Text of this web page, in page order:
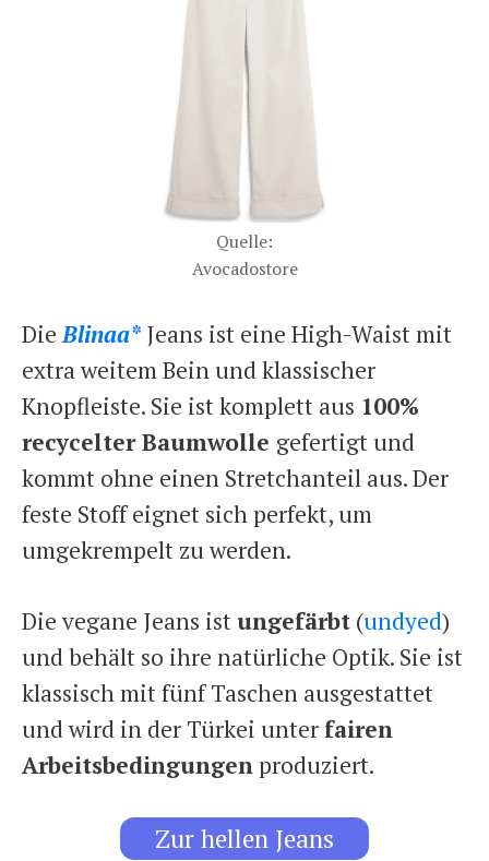
Quelle:
Avocadostore
DieBlinaa* Jeans ist eine High-Waist mit
extra weitem Bein und klassischer
Knopfleiste. Sie ist komplett aus 100%
recycelter Baumwolle gefertigt und
kommt ohne einen Stretchanteil aus. Der
feste Stoff eignet sich perfekt, um
umgekrempelt zu werden.
Die vegane Jeans istungefärbt (undyed)
und behält so ihre natürliche Optik. Sie ist
klassisch mit fünf Taschen ausgestattet
und wird in der Türkei unter fairen
Arbeitsbedingungenproduziert.
Zur hellen Jeans